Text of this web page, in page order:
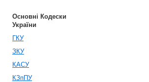
Основні Кодески
України
ГКУ
ЗКУ
КАСУ
КЗпПУ